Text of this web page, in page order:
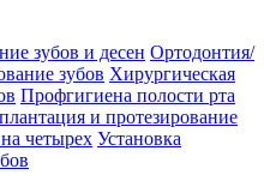
зубов и десен Ортодонтия/
зубов Хирургическая
Профгигиена полости рта
и протезирование
четырех Установка